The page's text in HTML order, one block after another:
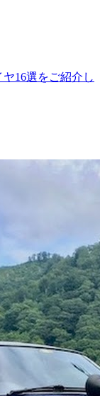
16選をご紹介し